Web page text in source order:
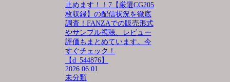
止めます！！7【厳選CG205
枚収録】の配信状況を徹底
調査！FANZAでの販売形式
やサンプル視聴、レビュー
評価もまとめています。今
すぐチェック！
【d_544876】
2026.06.01
未分類